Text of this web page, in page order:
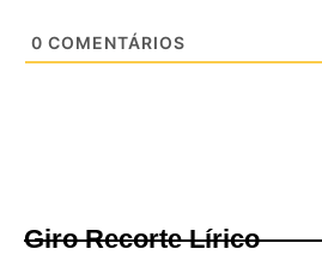
0 COMENTÁRIOS
Giro Recorte Lírico